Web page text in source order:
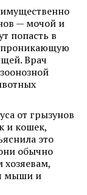
— мочой и
попасть в
проникающую
Врач
от грызунов
и кошек,
это
обычно
мыши и